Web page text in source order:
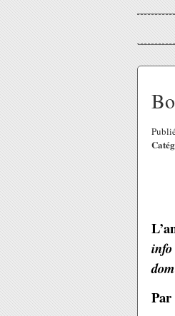
info
Par